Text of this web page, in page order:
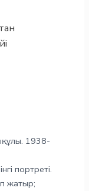
1938-
портреті.
жатыр;